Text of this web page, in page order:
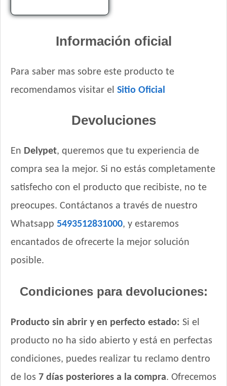
Información oficial
Para saber mas sobre este producto te
recomendamos visitar el Sitio Oficial
Devoluciones
En Delypet, queremos que tu experiencia de
compra sea la mejor. Si no estás completamente
satisfecho con el producto que recibiste, no te
preocupes. Contáctanos a través de nuestro
Whatsapp 5493512831000, y estaremos
encantados de ofrecerte la mejor solución
posible.
Condiciones para devoluciones:
Producto sin abrir y en perfecto estado: Si el
producto no ha sido abierto y está en perfectas
condiciones, puedes realizar tu reclamo dentro
de los 7 días posteriores a la compra. Ofrecemos